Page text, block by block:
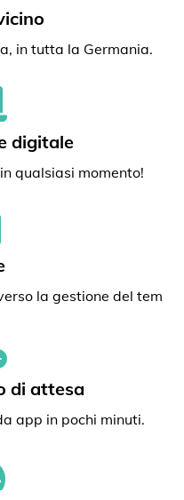
in tutta la Germania.
digitale
qualsiasi momento!
la gestione del tem
di attesa
app in pochi minuti.